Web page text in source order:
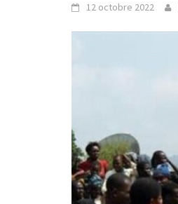
12 octobre 2022